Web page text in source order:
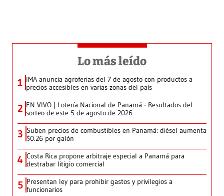
Lo más leído
1 IMA anuncia agroferias del 7 de agosto con productos a
precios accesibles en varias zonas del país
2 EN VIVO | Lotería Nacional de Panamá - Resultados del
sorteo de este 5 de agosto de 2026
3 Suben precios de combustibles en Panamá: diésel aumenta
$0.26 por galón
4 Costa Rica propone arbitraje especial a Panamá para
destrabar litigio comercial
5 Presentan ley para prohibir gastos y privilegios a
funcionarios